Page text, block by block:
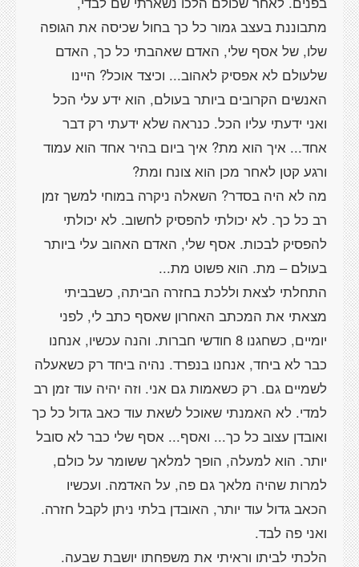
מתבוננת בעצב גמור כל כך בחול שכיסה את הגופה
שלו, של אסף שלי, האדם שאהבתי כל כך, האדם
שלעולם לא אפסיק לאהוב... וכיצד אוכל? היינו
האנשים הקרובים ביותר בעולם, הוא ידע עלי הכל
ואני ידעתי עליו הכל. כנראה שלא ידעתי רק דבר
אחד... איך הוא מת? איך ביום בהיר אחד הוא עמוד
מה לא היה בסדר? השאלה ניקרה במוחי למשך זמן
רב כל כך. לא יכולתי להפסיק לחשוב. לא יכולתי
להפסיק לבכות. אסף שלי, האדם האהוב עלי ביותר
התחלתי לצאת וללכת בחזרה הביתה, כשבביתי
מצאתי את המכתב האחרון שאסף כתב לי, לפני
יומיים, כשחגנו 8 חודשי חברות. והנה עכשיו, אנחנו
כבר לא ביחד, אנחנו בנפרד. נהיה ביחד רק כשאעלה
לשמיים גם. רק כשאמות גם אני. וזה יהיה עוד זמן רב
למדי. לא האמנתי שאוכל לשאת עוד כאב גדול כל כך
ואובדן עצוב כל כך... ואסף... אסף שלי כבר לא סובל
יותר. הוא למעלה, הופך למלאך ששומר על כולם,
למרות שהיה מלאך גם פה, על האדמה. ועכשיו
הכאב גדול עוד יותר, האובדן בלתי ניתן לקבל חזרה.
הלכתי לביתו וראיתי את משפחתו יושבת שבעה.